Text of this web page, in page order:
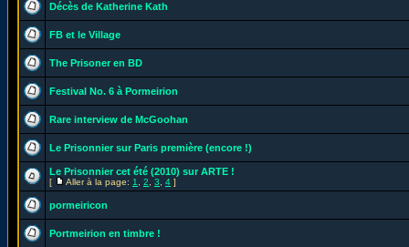
Décès de Katherine Kath
FB et le Village
The Prisoner en BD
Festival No. 6 à Pormeirion
Rare interview de McGoohan
Le Prisonnier sur Paris première (encore !)
Le Prisonnier cet été (2010) sur ARTE !
[ Aller à la page: 1 2 3 4 ]
pormeiricon
Portmeirion en timbre !